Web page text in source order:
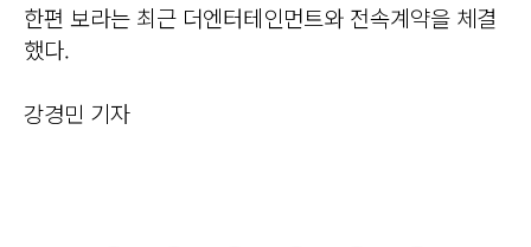
한편 보라는 최근 더엔터테인먼트와 전속계약을 체결
했다.
강경민 기자